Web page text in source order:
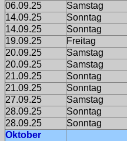
06.09.25
Samstag
14.09.25
Sonntag
14.09.25
Sonntag
19.09.25
Freitag
20.09.25
Samstag
20.09.25
Samstag
21.09.25
Sonntag
21.09.25
Sonntag
27.09.25
Samstag
28.09.25
Sonntag
28.09.25
Sonntag
Oktober